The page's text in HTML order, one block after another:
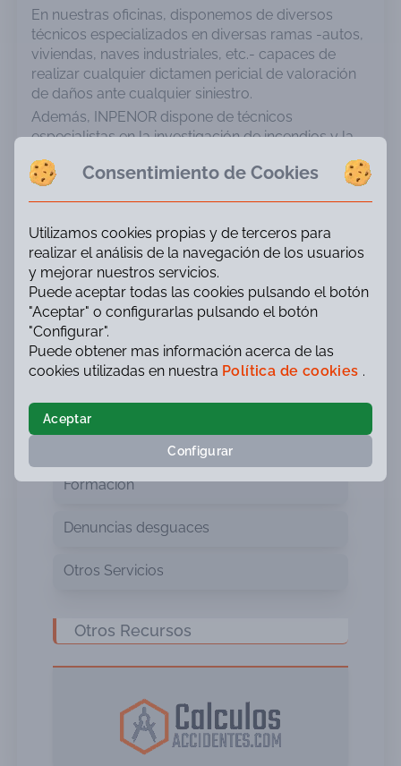
En nuestras oficinas, disponemos de diversos
técnicos especializados en diversas ramas -autos,
viviendas, naves industriales, etc.- capaces de
realizar cualquier dictamen pericial de valoración
de daños ante cualquier siniestro.
Además, INPENOR dispone de técnicos
especialistas en la investigación de incendios y la
determinación.
Reconstrucción de accidentes
Análisis de Biomecánica
Valoración de daños
Accidentes Laborales
Estudios Medioambientales
Formación
Denuncias desguaces
Otros Servicios
Otros Recursos
Consentimiento de Cookies
Utilizamos cookies propias y de terceros para
realizar el análisis de la navegación de los usuarios
y mejorar nuestros servicios.
Puede aceptar todas las cookies pulsando el botón
"Aceptar" o configurarlas pulsando el botón
"Configurar".
Puede obtener mas información acerca de las
cookies utilizadas en nuestra Política de cookies .
Aceptar
Configurar